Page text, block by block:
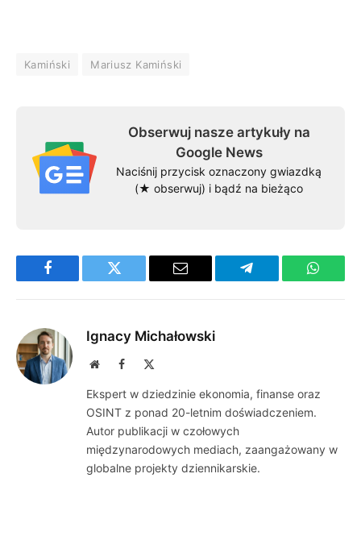
Kamiński Mariusz Kamiński
Obserwuj nasze artykuły na
Google News
Naciśnij przycisk oznaczony gwiazdką
(★ obserwuj) i bądź na bieżąco
Facebook Twitter Email Telegram
Ignacy Michałowski
WebsiteFacebook
Ekspert w dziedzinie ekonomia, finanse oraz
OSINT z ponad 20-letnim doświadczeniem.
Autor publikacji w czołowych
międzynarodowych mediach, zaangażowany w
globalne projekty dziennikarskie.